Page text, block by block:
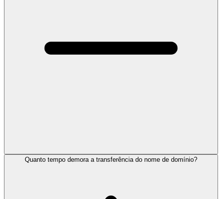
Quanto tempo demora a transferência do nome de domínio?